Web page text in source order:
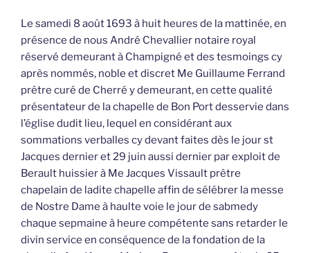
Le samedi 8 août 1693 à huit heures de la mattinée, en
présence de nous André Chevallier notaire royal
réservé demeurant à Champigné et des tesmoings cy
après nommés, noble et discret Me Guillaume Ferrand
prêtre curé de Cherré y demeurant, en cette qualité
présentateur de la chapelle de Bon Port desservie dans
l’église dudit lieu, lequel en considérant aux
sommations verballes cy devant faites dès le jour st
Jacques dernier et 29 juin aussi dernier par exploit de
Berault huissier à Me Jacques Vissault prêtre
chapelain de ladite chapelle affin de sélébrer la messe
de Nostre Dame à haulte voie le jour de sabmedy
chaque sepmaine à heure compétente sans retarder le
divin service en conséquence de la fondation de la